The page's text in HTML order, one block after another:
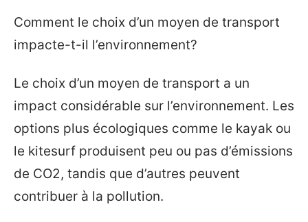
Comment le choix d’un moyen de transport
impacte-t-il l’environnement?
Le choix d’un moyen de transport a un
impact considérable sur l’environnement. Les
options plus écologiques comme le kayak ou
le kitesurf produisent peu ou pas d’émissions
de CO2, tandis que d’autres peuvent
contribuer à la pollution.